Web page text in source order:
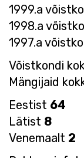
1999.a
1998.a
1997.a
Võistkondi
Mängijaid
Eestist 64
Lätist 8
Venemaalt 2